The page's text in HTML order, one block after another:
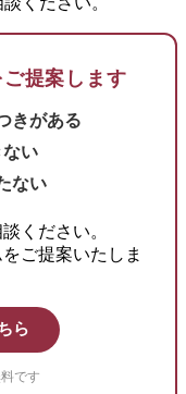
提案します
きがある
ない
ない
ください。
ご提案いたしま
ら
です